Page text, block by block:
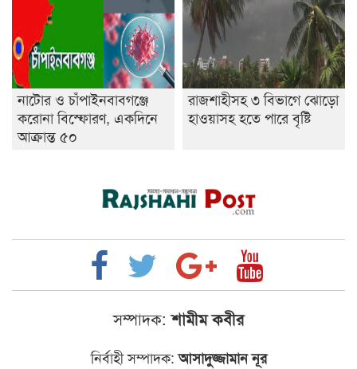
নাটোর ও চাঁপাইনবাবগঞ্জে
করোনা বিস্ফোরণ, একদিনে
আক্রান্ত ৫০
রাজশাহীসহ ৩ বিভাগে ঝোড়ো
হাওয়াসহ হতে পারে বৃষ্টি
সম্পাদক: শামীম কবীর
নির্বাহী সম্পাদক:আসাদুজ্জামান নূর